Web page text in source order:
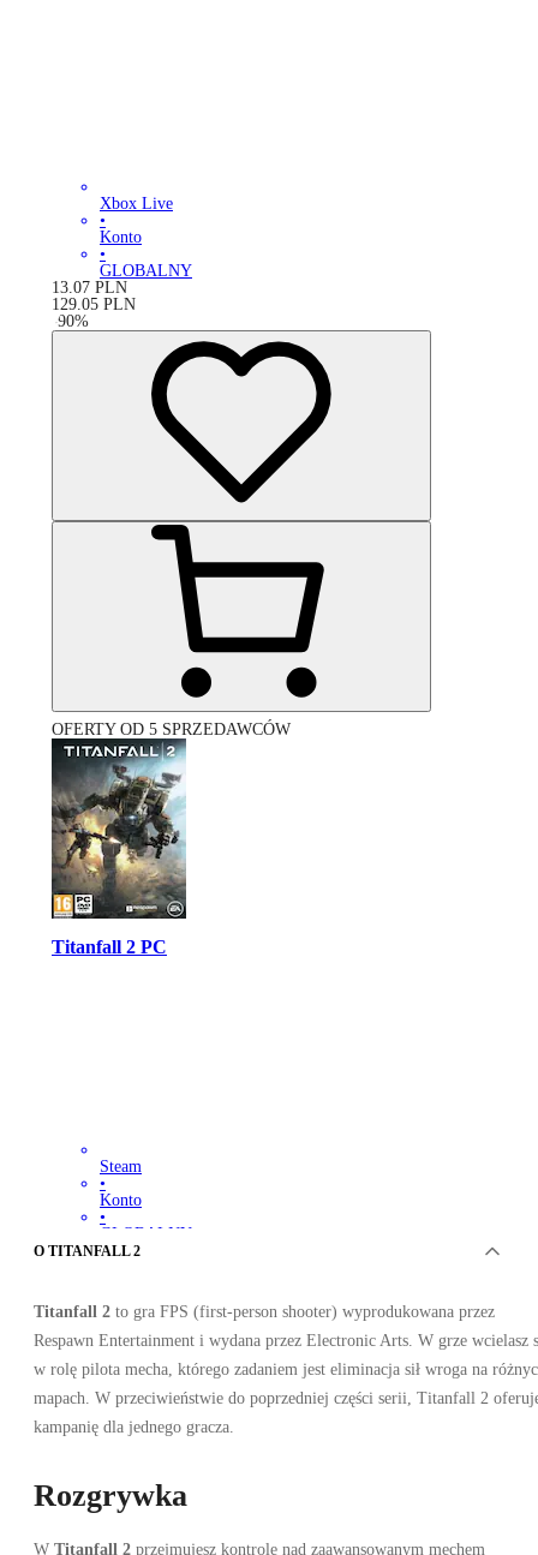
Xbox Live
•
Konto
•
GLOBALNY
13.07 PLN
129.05 PLN
-90%
OFERTY OD 5 SPRZEDAWCÓW
Titanfall 2 PC
Steam
•
Konto
•
GLOBALNY
20.20 PLN
O TITANFALL 2
Titanfall 2 to gra FPS (first-person shooter) wyprodukowana przez
Respawn Entertainment i wydana przez Electronic Arts. W grze wcielasz
w rolę pilota mecha, którego zadaniem jest eliminacja sił wroga na
mapach. W przeciwieństwie do poprzedniej części serii, Titanfall 2
kampanię dla jednego gracza.
Rozgrywka
W Titanfall 2 przejmujesz kontrolę nad zaawansowanym mechem